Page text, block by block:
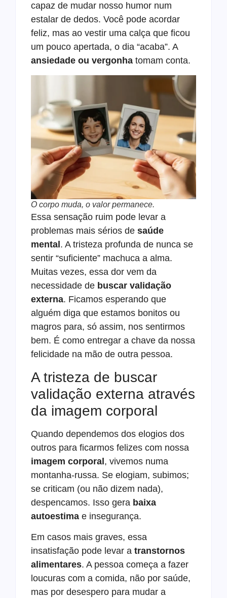
capaz de mudar nosso humor num
estalar de dedos. Você pode acordar
feliz, mas ao vestir uma calça que ficou
um pouco apertada, o dia “acaba”. A
ansiedade ou vergonha tomam conta.
O corpo muda, o valor permanece.
Essa sensação ruim pode levar a
problemas mais sérios de saúde
mental . A tristeza profunda de nunca se
sentir “suficiente” machuca a alma.
Muitas vezes, essa dor vem da
necessidade de buscar validação
externa. Ficamos esperando que
alguém diga que estamos bonitos ou
magros para, só assim, nos sentirmos
bem. É como entregar a chave da nossa
felicidade na mão de outra pessoa.
A tristeza de buscar
validação externa através
da imagem corporal
Quando dependemos dos elogios dos
outros para ficarmos felizes com nossa
imagem corporal, vivemos numa
montanha-russa. Se elogiam, subimos;
se criticam (ou não dizem nada),
despencamos. Isso gera baixa
autoestima e insegurança.
Em casos mais graves, essa
insatisfação pode levar a transtornos
alimentares. A pessoa começa a fazer
loucuras com a comida, não por saúde,
mas por desespero para mudar a